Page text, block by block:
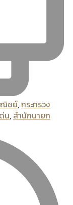
ณิชย์,กระทรวง
น, สํานักนายก